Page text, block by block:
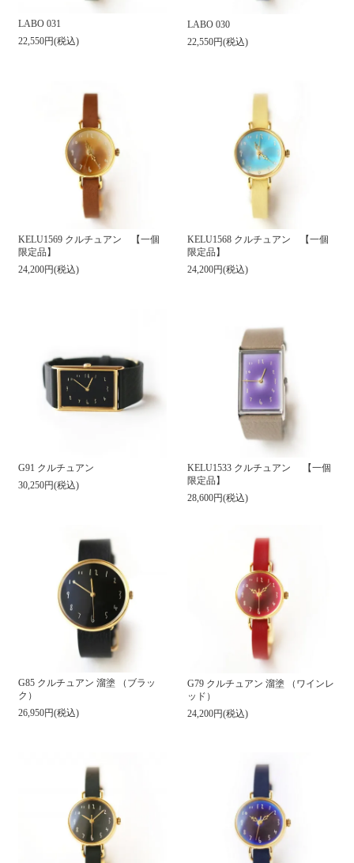
LABO 031
22,550円(税込)
LABO 030
22,550円(税込)
KELU1569 クルチュアン 【一個
限定品】
24,200円(税込)
KELU1568 クルチュアン 【一個
限定品】
24,200円(税込)
G91 クルチュアン
30,250円(税込)
KELU1533 クルチュアン 【一個
限定品】
28,600円(税込)
G85 クルチュアン 溜塗 （ブラッ
ク）
26,950円(税込)
G79 クルチュアン 溜塗 （ワインレ
ッド）
24,200円(税込)